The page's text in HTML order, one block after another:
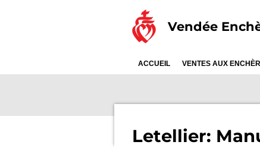
Vendée
ACCUEIL VENTES AUX
Letellier: